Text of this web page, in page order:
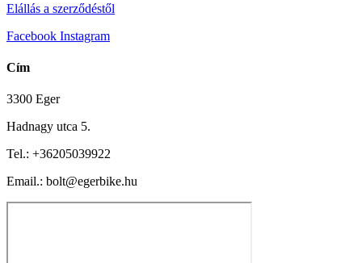
Elállás a szerződéstől
Facebook Instagram
Cím
3300 Eger
Hadnagy utca 5.
Tel.: +36205039922
Email.: bolt@egerbike.hu